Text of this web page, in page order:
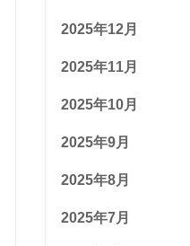
2025年12月
2025年11月
2025年10月
2025年9月
2025年8月
2025年7月